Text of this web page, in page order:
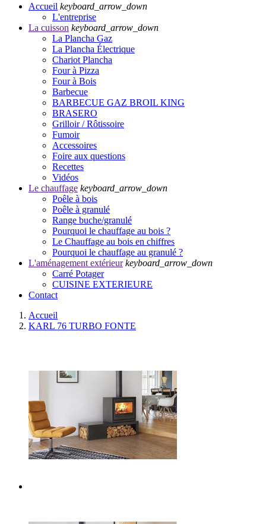
Accueil keyboard_arrow_down
L'entreprise
La cuisson keyboard_arrow_down
La Plancha Gaz
La Plancha Électrique
Chariot Plancha
Four à Pizza
Four à Bois
Barbecue
BARBECUE GAZ BROIL KING
BRASERO
Grilloir / Rôtissoire
Fumoir
Accessoires
Foire aux questions
Recettes
Vidéos
Le chauffage keyboard_arrow_down
Poêle à bois
Poêle à granulé
Range buche/granulé
Pourquoi le chauffage au bois ?
Le Chauffage au bois en chiffres
Pourquoi le chauffage au granulé ?
L'aménagement extérieur keyboard_arrow_down
Carré Potager
CUISINE EXTERIEURE
Contact
Accueil
KARL 76 TURBO FONTE